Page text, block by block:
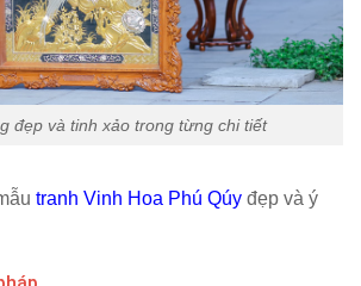
đẹp và tinh xảo trong từng chi tiết
tranh Vinh Hoa Phú Qúy đẹp và ý